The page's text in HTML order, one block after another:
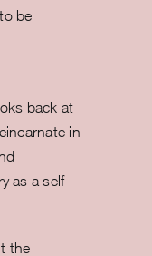
be
back at
in
as a self-
the